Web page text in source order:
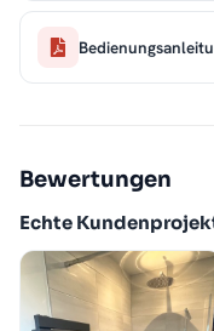
Bewertungen
Echte